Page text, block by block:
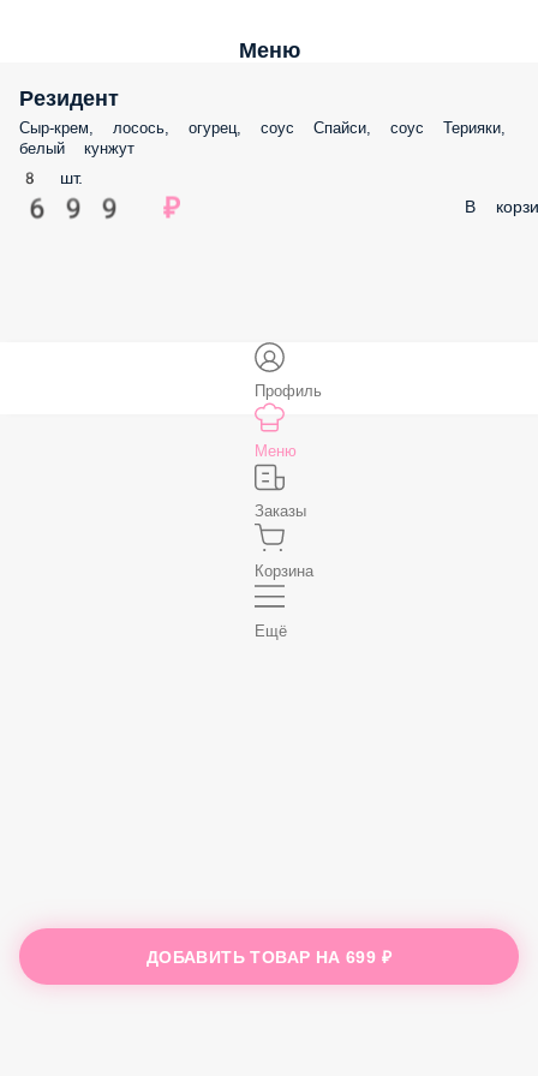
Меню
Резидент
Сыр-крем, лосось, огурец, соус Спайси, соус Терияки,
белый кунжут
8 шт.
699 ₽ В
ДОБАВИТЬ ТОВАР НА699 ₽
Профиль
Меню
Заказы
Корзина
Ещё